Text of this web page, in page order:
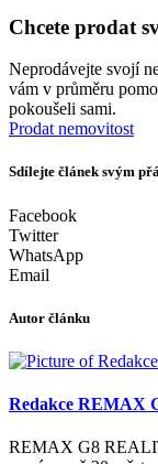
Chcete prodat
Neprodávejte svojí
vám v průměru
pokoušeli sami.
Prodat nemovitost
Sdílejte článek svým
Facebook
Twitter
WhatsApp
Email
Autor článku
Redakce REMAX
REMAX G8